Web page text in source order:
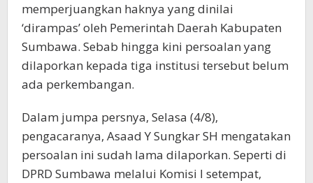
memperjuangkan haknya yang dinilai
‘dirampas’ oleh Pemerintah Daerah Kabupaten
Sumbawa. Sebab hingga kini persoalan yang
dilaporkan kepada tiga institusi tersebut belum
ada perkembangan.
Dalam jumpa persnya, Selasa (4/8),
pengacaranya, Asaad Y Sungkar SH mengatakan
persoalan ini sudah lama dilaporkan. Seperti di
DPRD Sumbawa melalui Komisi I setempat,